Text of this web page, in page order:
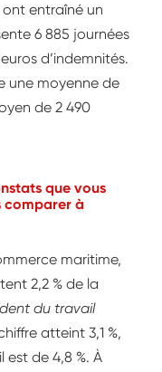
ont entraîné un
6 885 journées
d’indemnités.
une moyenne de
de 2 490
que vous
comparer à
maritime,
2,2 % de la
du travail
atteint 3,1 %,
est de 4,8 %. À